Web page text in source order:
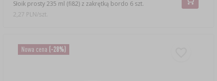
Słoik prosty 235 ml (fi82) z zakrętką bordo 6 szt.
2,27 PLN/szt.
Nowa cena (-28%)